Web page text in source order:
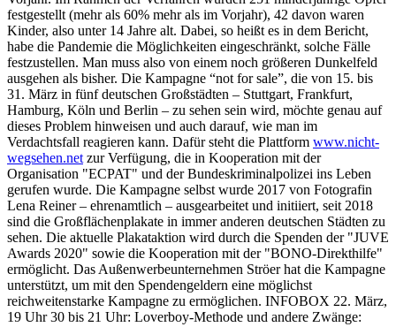
festgestellt (mehr als 60% mehr als im Vorjahr), 42 davon waren
Kinder, also unter 14 Jahre alt. Dabei, so heißt es in dem Bericht,
habe die Pandemie die Möglichkeiten eingeschränkt, solche Fälle
festzustellen. Man muss also von einem noch größeren Dunkelfeld
ausgehen als bisher. Die Kampagne “not for sale”, die von 15. bis
31. März in fünf deutschen Großstädten – Stuttgart, Frankfurt,
Hamburg, Köln und Berlin – zu sehen sein wird, möchte genau auf
dieses Problem hinweisen und auch darauf, wie man im
Verdachtsfall reagieren kann. Dafür steht die Plattform www.nicht-
wegsehen.net zur Verfügung, die in Kooperation mit der
Organisation "ECPAT" und der Bundeskriminalpolizei ins Leben
gerufen wurde. Die Kampagne selbst wurde 2017 von Fotografin
Lena Reiner – ehrenamtlich – ausgearbeitet und initiiert, seit 2018
sind die Großflächenplakate in immer anderen deutschen Städten zu
sehen. Die aktuelle Plakataktion wird durch die Spenden der "JUVE
Awards 2020" sowie die Kooperation mit der "BONO-Direkthilfe"
ermöglicht. Das Außenwerbeunternehmen Ströer hat die Kampagne
unterstützt, um mit den Spendengeldern eine möglichst
reichweitenstarke Kampagne zu ermöglichen. INFOBOX 22. März,
19 Uhr 30 bis 21 Uhr: Loverboy-Methode und andere Zwänge: